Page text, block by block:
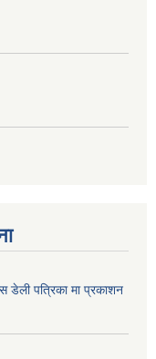
डेली पत्रिका मा प्रकाशन